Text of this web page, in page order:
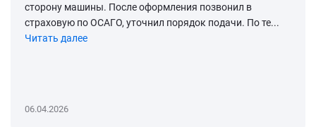
сторону машины. После оформления позвонил в
страховую по ОСАГО, уточнил порядок подачи. По те...
Читать далее
06.04.2026